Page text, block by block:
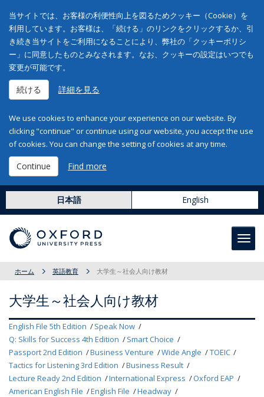
当サイトでは、お客様の利便性向上を図るためクッキー（Cookie）を
利用しています。お客様は、「続ける」のリンクをクリックするか、引
き続き当サイトをご利用になることにより、弊社の「クッキーポリシ
ー」に同意したものとみなされます。なお、クッキーの設定はいつでも
変更が可能です。
続ける 詳細を見る
We use cookies to enhance your experience on our website. By
clicking "continue" or continue using our website, you accept the use
of cookies. You can change the setting of cookies at any time.
Continue Find more
日本語 English
ホーム 英語教育 大学生～社会人向け教材
大学生～社会人向け教材
English File 5th Edition
Speak Now
Q: Skills for Success 4th Edition
Smart Choice
Passport 2nd Edition
Business Venture Wide Angle
TOEIC
Tactics for Listening 3rd Edition
Business Result
Lecture Ready 2nd Edition
International Express
Oxford EAP
American English File
English File
Headway